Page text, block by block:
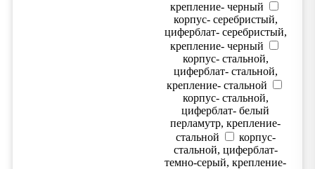
крепление- черный
корпус- серебристый,
циферблат- серебристый,
крепление- черный
корпус- стальной,
циферблат- стальной,
крепление- стальной
корпус- стальной,
циферблат- белый
перламутр, крепление-
стальной
корпус-
стальной, циферблат-
темно-серый, крепление-